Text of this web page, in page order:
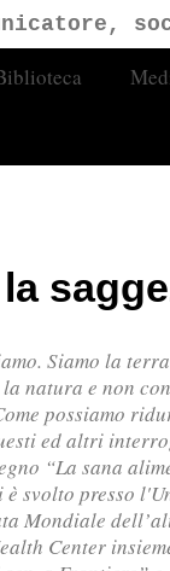
Siamo la
natura e non
possiamo
ed altri
“La sana
è svolto presso
Mondiale
Center